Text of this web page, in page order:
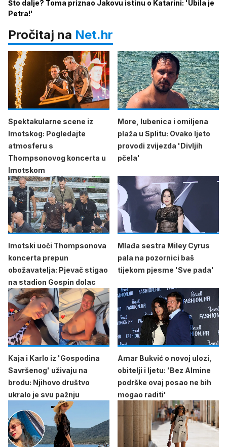
Što dalje? Toma priznao Jakovu istinu o Katarini: 'Ubila je
Petra!'
Pročitaj na Net.hr
Spektakularne scene iz
Imotskog: Pogledajte
atmosferu s
Thompsonovog koncerta u
Imotskom
More, lubenica i omiljena
plaža u Splitu: Ovako ljeto
provodi zvijezda 'Divljih
pčela'
Imotski uoči Thompsonova
koncerta prepun
obožavatelja: Pjevač stigao
na stadion Gospin dolac
Mlađa sestra Miley Cyrus
pala na pozornici baš
tijekom pjesme 'Sve pada'
Kaja i Karlo iz 'Gospodina
Savršenog' uživaju na
brodu: Njihovo društvo
ukralo je svu pažnju
Amar Bukvić o novoj ulozi,
obitelji i ljetu: 'Bez Almine
podrške ovaj posao ne bih
mogao raditi'